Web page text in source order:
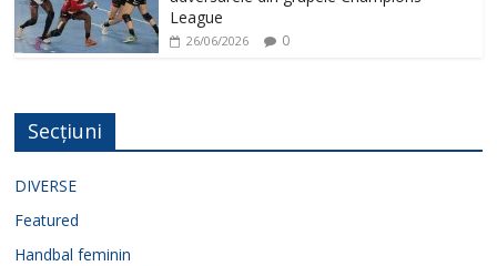
i
League
26/06/2026 0
Secțiuni
DIVERSE
Featured
Handbal feminin